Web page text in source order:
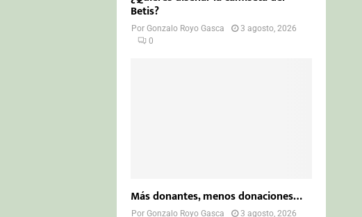
Betis?
PorGonzalo Royo Gasca
3 agosto, 2026
0
Más donantes, menos donaciones…
PorGonzalo Royo Gasca
3 agosto, 2026